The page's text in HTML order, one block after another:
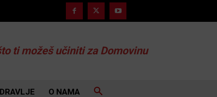
ti možeš učiniti za Domovinu
O NAMA